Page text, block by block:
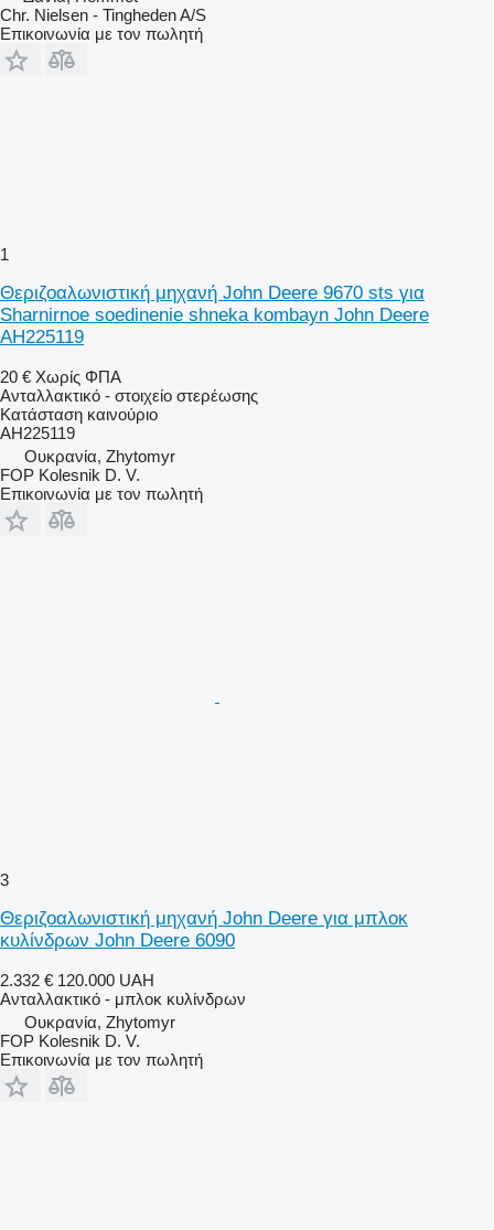
Chr. Nielsen - Tingheden A/S
Επικοινωνία με τον πωλητή
1
Θεριζοαλωνιστική μηχανή John Deere 9670 sts για
Sharnirnoe soedinenie shneka kombayn John Deere
AH225119
20 € Χωρίς ΦΠΑ
Ανταλλακτικό - στοιχείο στερέωσης
Κατάσταση καινούριο
AH225119
Ουκρανία, Zhytomyr
FOP Kolesnik D. V.
Επικοινωνία με τον πωλητή
3
Θεριζοαλωνιστική μηχανή John Deere για μπλοκ
κυλίνδρων John Deere 6090
2.332 € 120.000 UAH
Ανταλλακτικό - μπλοκ κυλίνδρων
Ουκρανία, Zhytomyr
FOP Kolesnik D. V.
Επικοινωνία με τον πωλητή